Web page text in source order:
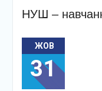
НУШ –
ЖОВ
31